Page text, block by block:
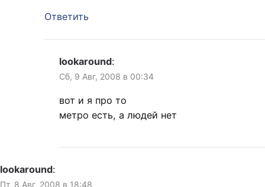
Ответить
lookaround:
Сб, 9 Авг, 2008 в 00:34
вот и я про то
метро есть, а людей нет
lookaround:
Пт, 8 Авг, 2008 в 18:48